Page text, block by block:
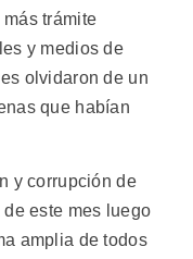
trámite
y medios de
olvidaron de un
que habían
y corrupción de
este mes luego
amplia de todos